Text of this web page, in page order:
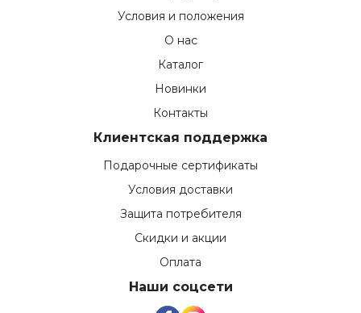
Условия и положения
О нас
Каталог
Новинки
Контакты
Клиентская поддержка
Подарочные сертификаты
Условия доставки
Защита потребителя
Скидки и акции
Оплата
Наши соцсети